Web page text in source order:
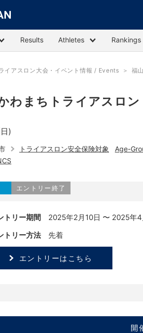
Results Athletes Rankings
イアスロン大会・イベント情報 / Events 福
わまちトライアスロン
)
トライアスロン安全保険対象 Age-
エントリー終了
トリー期間 2025年2月10日 〜 2025年4
トリー方法先着
エントリーはこちら
開